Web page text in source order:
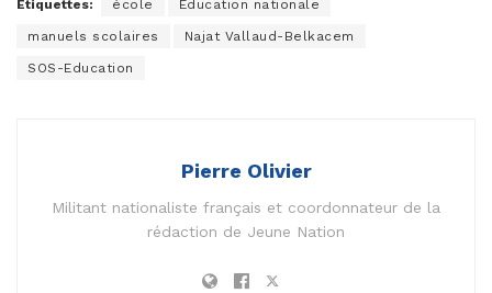
Étiquettes: école Éducation nationale
manuels scolaires Najat Vallaud-Belkacem
SOS-Education
Pierre Olivier
Militant nationaliste français et coordonnateur de la
rédaction de Jeune Nation